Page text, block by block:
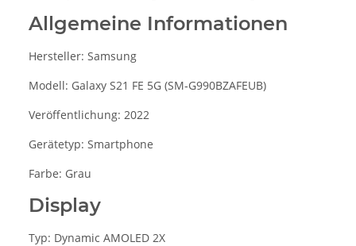
Allgemeine Informationen
Hersteller: Samsung
Modell: Galaxy S21 FE 5G (SM‑G990BZAFEUB)
Veröffentlichung: 2022
Gerätetyp: Smartphone
Farbe: Grau
Display
Typ: Dynamic AMOLED 2X